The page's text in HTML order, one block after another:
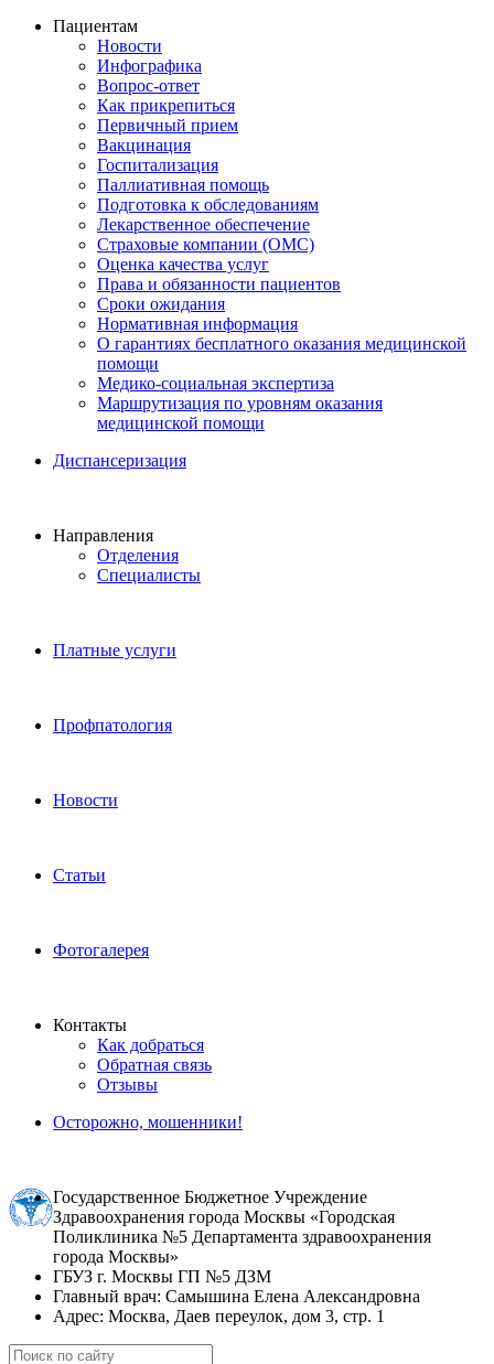
Пациентам
Новости
Инфографика
Вопрос-ответ
Как прикрепиться
Первичный прием
Вакцинация
Госпитализация
Паллиативная помощь
Подготовка к обследованиям
Лекарственное обеспечение
Страховые компании (ОМС)
Оценка качества услуг
Права и обязанности пациентов
Сроки ожидания
Нормативная информация
О гарантиях бесплатного оказания медицинской
помощи
Медико-социальная экспертиза
Маршрутизация по уровням оказания
медицинской помощи
Диспансеризация
Направления
Отделения
Специалисты
Платные услуги
Профпатология
Новости
Статьи
Фотогалерея
Контакты
Как добраться
Обратная связь
Отзывы
Осторожно, мошенники!
Государственное Бюджетное Учреждение
Здравоохранения города Москвы «Городская
Поликлиника №5 Департамента здравоохранения
города Москвы»
ГБУЗ г. Москвы ГП №5 ДЗМ
Главный врач: Самышина Елена Александровна
Адрес: Москва, Даев переулок, дом 3, стр. 1